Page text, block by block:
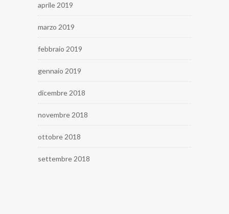
aprile 2019
marzo 2019
febbraio 2019
gennaio 2019
dicembre 2018
novembre 2018
ottobre 2018
settembre 2018